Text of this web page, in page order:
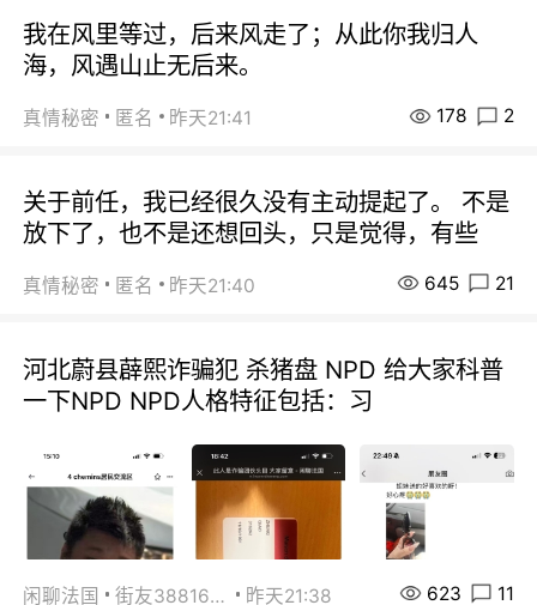
我在风里等过，后来风走了；从此你我归人
海，风遇山止无后来。
真情秘密 匿名 昨天21:41 178 2
关于前任，我已经很久没有主动提起了。 不是
放下了，也不是还想回头，只是觉得，有些
真情秘密 匿名 昨天21:40 645 21
河北蔚县薜熙诈骗犯 杀猪盘 NPD 给大家科普
一下NPD NPD人格特征包括：习
闲聊法国 街友38816967 昨天21:38 623 11